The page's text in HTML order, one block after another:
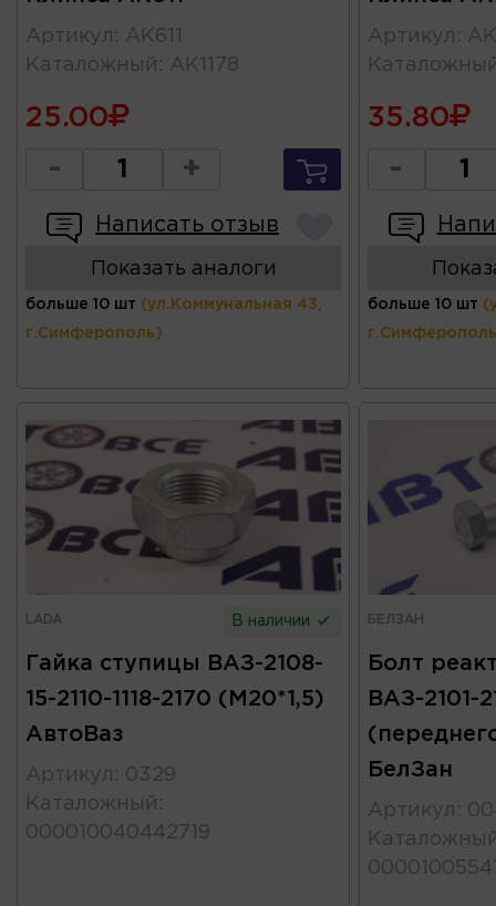
Артикул : AK611
Каталожный : AK1178
25.00
- +
Написать отзыв
Показать аналоги
больше 10 шт (ул.Коммунальная 43,
г.Симферополь)
Артикул :
35.80
-
больше 10 шт
LADA В наличии
Гайка ступицы ВАЗ-2108-
15-2110-1118-2170 (М20*1,5)
АвтоВаз
Артикул : 0329
Каталожный :
000010040442719
БЕЛЗАН
Болт
ВАЗ-2101-
БелЗан
Артикул :